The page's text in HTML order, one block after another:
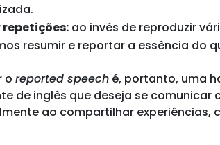
repetições: ao invés de reproduzir
resumir e reportar a essência do
oreported speech é, portanto, uma
de inglês que deseja se comunicar
ao compartilhar